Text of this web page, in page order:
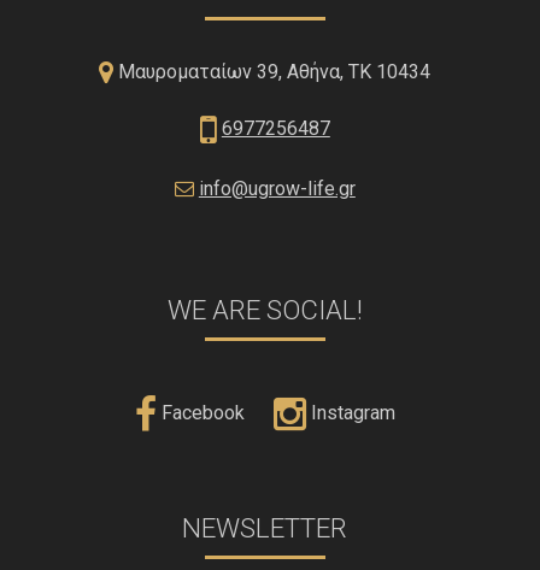
Μαυροματαίων 39, Αθήνα, ΤΚ 10434
6977256487
info@ugrow-life.gr
WE ARE SOCIAL!
Facebook Instagram
NEWSLETTER